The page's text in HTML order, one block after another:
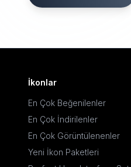
İkonlar
En Çok Beğenilenler
En Çok İndirilenler
En Çok Görüntülenenler
Yeni İkon Paketleri